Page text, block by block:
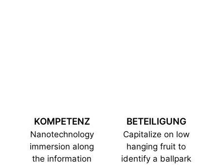
KOMPETENZ
Nanotechnology
immersion along
the information
BETEILIGUNG
Capitalize on low
hanging fruit to
identify a ballpark